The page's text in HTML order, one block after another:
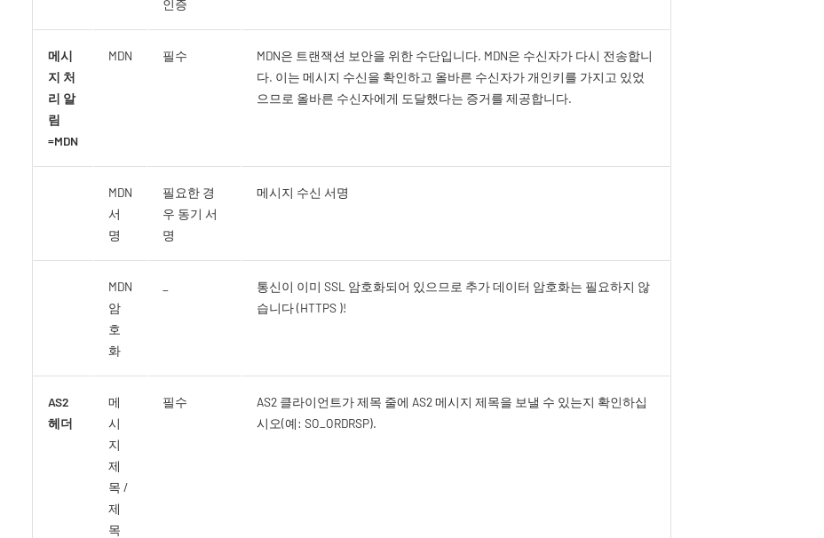
인증
메시
지 처
리 알
림
=MDN
MDN 필수
MDN은 트랜잭션 보안을 위한 수단입니다. MDN은 수신자가 다시 전송합니
다. 이는 메시지 수신을 확인하고 올바른 수신자가 개인키를 가지고 있었
으므로 올바른 수신자에게 도달했다는 증거를 제공합니다.
MDN
서
명
필요한 경
우 동기 서
명
메시지 수신 서명
MDN
암
호
화
통신이 이미 SSL 암호화되어 있으므로 추가 데이터 암호화는 필요하지 않
습니다 (HTTPS )!
AS2
헤더
메
시
지
제
목 /
제
목
필수
AS2 클라이언트가 제목 줄에 AS2 메시지 제목을 보낼 수 있는지 확인하십
시오(예: SO_ORDRSP).